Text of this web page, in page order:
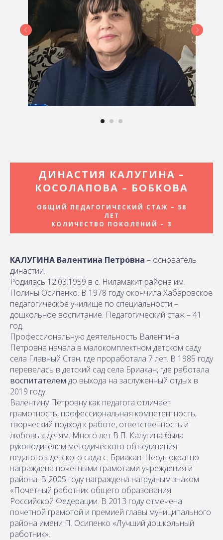
ДИНАСТИЯ КАЛУГИНА –
КОСОЛАПОВА – БОБКОВА
ОБЩИЙ ПЕДАГОГИЧЕСКИЙ СТАЖ – 58
ЛЕТ
КОЛИЧЕСТВО ПОКОЛЕНИЙ – 3
КАЛУГИНА Валентина Петровна – основатель
династии.
Родилась 12.03.1959 в с. Ниламакит района им.
Полины Осипенко. В 1978 году окончила Хабаровское
педагогическое училище по специальности –
дошкольное воспитание. Педагогический стаж – 41
год.
Профессиональную деятельность Валентина
Петровна начала в малокомплектном детском саду
села Главный Стан, где проработала 7 лет. В 1985 году
перевелась в детский сад села Бриакан, где работала
воспитателем до выхода на заслуженный отдых в
2019 году.
Валентину Петровну как педагога отличает
грамотность, профессиональная компетентность,
творческий подход к работе, ответственность и
любовь к детям. Много лет В.П. Калугина была
руководителем методического объединения
педагогов детского сада с. Бриакан. Неоднократно
награждена почетными грамотами учреждения и
района. В 2005 году награждена нагрудным знаком
«Почетный работник общего образования
Российской Федерации. В 2013 году отмечена
почетной грамотой и премией главы муниципального
района имени П. Осипенко «Лучший дошкольный
работник».